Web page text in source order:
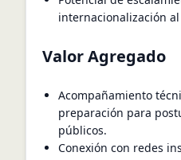
internacionalización
Valor Agregado
Acompañamiento
preparación para
públicos.
Conexión con redes